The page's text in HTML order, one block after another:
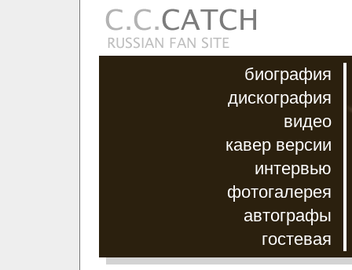
биография
дискография
видео
кавер версии
интервью
фотогалерея
автографы
гостевая